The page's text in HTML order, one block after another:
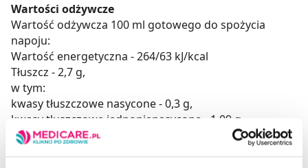
Wartości odżywcze
Wartość odżywcza 100 ml gotowego do spożycia
napoju:
Wartość energetyczna - 264/63 kJ/kcal
Tłuszcz - 2,7 g,
w tym:
kwasy tłuszczowe nasycone - 0,3 g,
kwasy tłuszczowe jednonienasycone - 1,09 g,
kwasy tłuszczowe wielonienasycone - 1,19 g,